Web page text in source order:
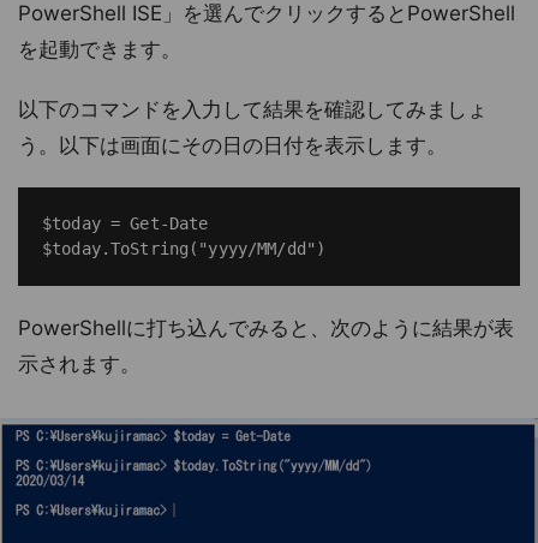
PowerShell ISE」を選んでクリックするとPowerShell
を起動できます。
以下のコマンドを入力して結果を確認してみましょ
う。以下は画面にその日の日付を表示します。
$today = Get-Date
PowerShellに打ち込んでみると、次のように結果が表
示されます。